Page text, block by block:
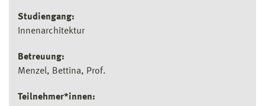
Studiengang:
Innenarchitektur
Betreuung:
Menzel, Bettina, Prof.
Teilnehmer*innen: